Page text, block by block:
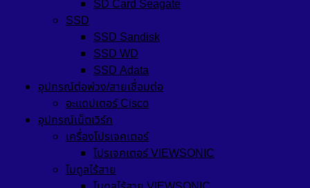
SD Card Seagate
SSD
SSD Sandisk
SSD WD
SSD Adata
อุปกรณ์ต่อพ่วง/สายเชื่อมต่อ
อะแดปเตอร์ Cisco
อุปกรณ์เน็ตเวิร์ก
เครื่องโปรเจคเตอร์
โปรเจคเตอร์ VIEWSONIC
โมดูลไร้สาย